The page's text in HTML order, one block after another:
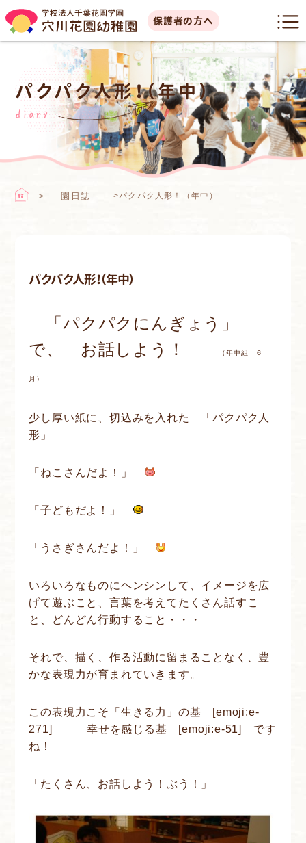
保護者の方へ
パクパク人形！（年中）
diary
園日誌 >パクパク人形！（年中）
パクパク人形！（年中）
「パクパクにんぎょう」
で、 お話しよう！
（年中組 ６
月）
少し厚い紙に、切込みを入れた 「パクパク人
形」
「ねこさんだよ！」
「子どもだよ！」
「うさぎさんだよ！」
いろいろなものにヘンシンして、イメージを広
げて遊ぶこと、言葉を考えてたくさん話すこ
と、どんどん行動すること・・・
それで、描く、作る活動に留まることなく、豊
かな表現力が育まれていきます。
この表現力こそ「生きる力」の基 [emoji:e-
271] 幸せを感じる基 [emoji:e-51] です
ね！
「たくさん、お話しよう！ぶう！」